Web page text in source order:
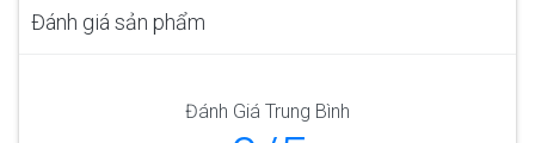
Đánh giá sản phẩm
Đánh Giá Trung Bình